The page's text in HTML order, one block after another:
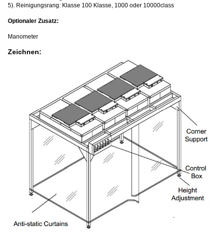
5). Reinigungsrang: Klasse 100 Klasse, 1000 oder 10000class
Optionaler Zusatz:
Manometer
Zeichnen: